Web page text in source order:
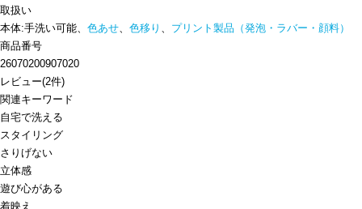
取扱い
本体:手洗い可能、 色あせ、 色移り 、 プリント製品（発泡・ラバー・顔料）
商品番号
26070200907020
レビュー(2件)
関連キーワード
自宅で洗える
スタイリング
さりげない
立体感
遊び心がある
着映え